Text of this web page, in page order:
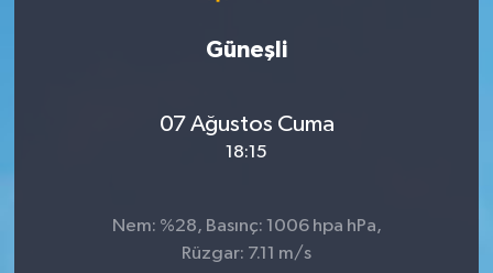
Güneşli
07 Ağustos Cuma
18:15
Nem: %28, Basınç: 1006 hpa hPa,
Rüzgar: 7.11 m/s